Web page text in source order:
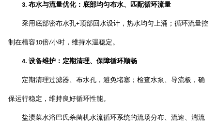
3. 布水与流量优化：底部均匀布水、匹配循环流量
采用底部密布水孔+顶部回水设计，热水均匀上涌；循环流量控
制在槽容10倍/小时，维持水温稳定。
4. 设备维护：定期清理、保障循环顺畅
定期清理过滤器、布水孔，避免堵塞；检查水泵、导流板，确
保运行稳定，维持良好循环性能。
盐渍菜水浴巴氏杀菌机水流循环系统的流场分布、流速、湍流